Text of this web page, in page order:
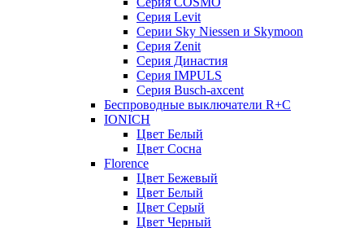
Серия Lеvit
Серии Sky Niessen и Skymoon
Серия Zenit
Серия Династия
Серия IMPULS
Серия Вusch-axcent
Беспроводные выключатели R+C
IONICH
Цвет Белый
Цвет Сосна
Florence
Цвет Бежевый
Цвет Белый
Цвет Серый
Цвет Черный